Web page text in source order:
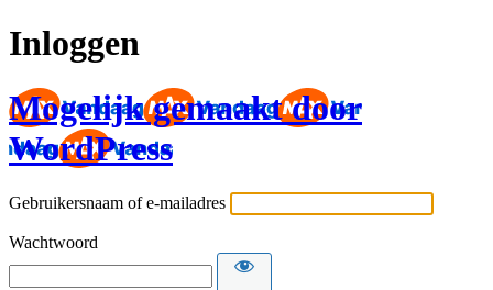
Inloggen
Mogelijk gemaakt door
WordPress
Gebruikersnaam of e-mailadres
Wachtwoord